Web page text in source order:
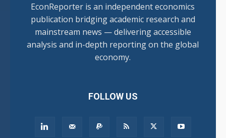
EconReporter is an independent economics
publication bridging academic research and
mainstream news — delivering accessible
analysis and in-depth reporting on the global
economy.
FOLLOW US